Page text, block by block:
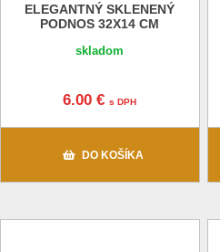
ELEGANTNÝ SKLENENÝ
PODNOS 32X14 CM
skladom
6.00 €s DPH
DO KOŠÍKA